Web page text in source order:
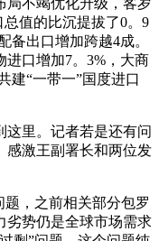
不竭优化升级，客岁
值的比沉提拔了0。9
备出口增加跨越4成。
口增加7。3%，大商
建“一带一”国度进口
里。记者若是还有问
感激王副署长和两位发
，之前相关部分包罗
劣势仍是全球市场需求